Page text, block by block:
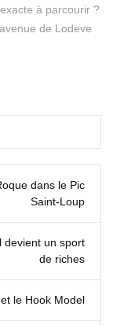
à parcourir ?
de Lodeve
dans le Pic
Saint‑Loup
devient un sport
de riches
le Hook Model